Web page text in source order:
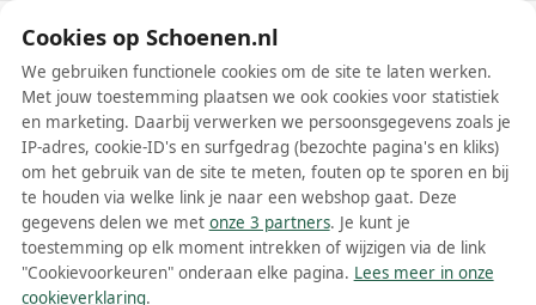
Schoenen.nl
Wis filters Alle filters
PS Poelman dames instappers
Meer lezen
Cookies op Schoenen.nl
We gebruiken functionele cookies om de site te laten werken.
Met jouw toestemming plaatsen we ook cookies voor statistiek
en marketing. Daarbij verwerken we persoonsgegevens zoals je
IP-adres, cookie-ID's en surfgedrag (bezochte pagina's en kliks)
om het gebruik van de site te meten, fouten op te sporen en bij
te houden via welke link je naar een webshop gaat. Deze
gegevens delen we met onze 3 partners. Je kunt je
toestemming op elk moment intrekken of wijzigen via de link
"Cookievoorkeuren" onderaan elke pagina. Lees meer in onze
cookieverklaring.